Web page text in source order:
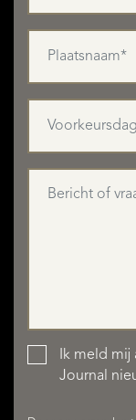
Ik meld mij
Journal
AANBOD